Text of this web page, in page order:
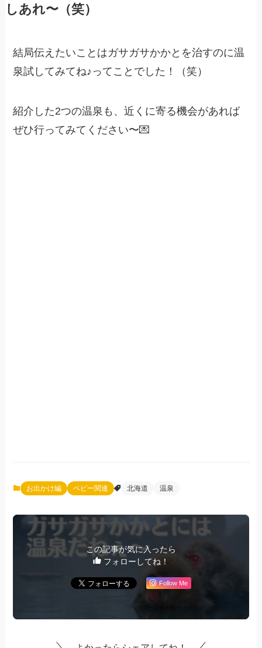
しあれ〜（笑）
結局伝えたいことはガサガサかかとを治すのに温
泉試してみてね♪ってことでした！（笑）
紹介した2つの温泉も、近くに寄る機会があれば
ぜひ行ってみてください〜💌
お出かけ編 ベビー関連 北海道 温泉
この記事が気に入ったら
フォローしてね！
Follow Me